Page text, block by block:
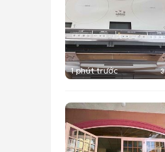
1 phút trước 3